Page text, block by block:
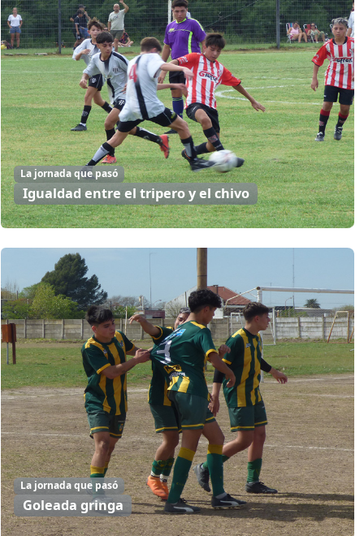
La jornada que pasó
Igualdad entre el tripero y el chivo
La jornada que pasó
Goleada gringa